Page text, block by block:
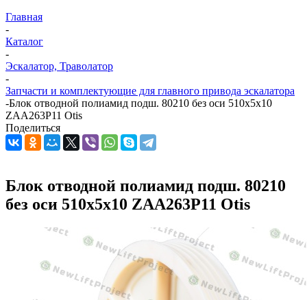
Главная
-
Каталог
-
Эскалатор, Траволатор
-
Запчасти и комплектующие для главного привода эскалатора
-Блок отводной полиамид подш. 80210 без оси 510х5х10
ZAA263P11 Otis
Поделиться
Блок отводной полиамид подш. 80210
без оси 510х5х10 ZAA263P11 Otis